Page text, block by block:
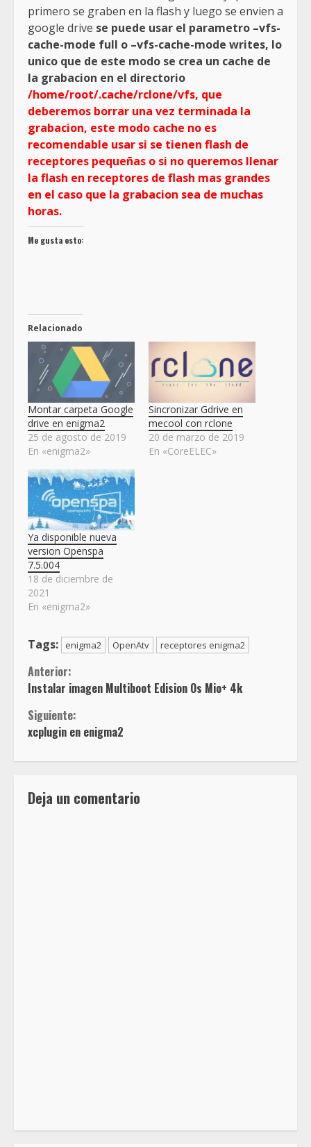
primero se graben en la flash y luego se envien a
google drive se puede usar el parametro –vfs-
cache-mode full o –vfs-cache-mode writes, lo
unico que de este modo se crea un cache de
la grabacion en el directorio
/home/root/.cache/rclone/vfs, que
deberemos borrar una vez terminada la
grabacion, este modo cache no es
recomendable usar si se tienen flash de
receptores pequeñas o si no queremos llenar
la flash en receptores de flash mas grandes
en el caso que la grabacion sea de muchas
horas.
Me gusta esto:
Relacionado
Montar carpeta Google
drive en enigma2
25 de agosto de 2019
En «enigma2»
Sincronizar Gdrive en
mecool con rclone
20 de marzo de 2019
En «CoreELEC»
Ya disponible nueva
version Openspa
7.5.004
18 de diciembre de
2021
En «enigma2»
Tags: enigma2 OpenAtv receptores enigma2
Sigue
leyendo
Anterior:
Instalar imagen Multiboot Edision Os Mio+ 4k
Siguiente:
xcplugin en enigma2
Deja un comentario